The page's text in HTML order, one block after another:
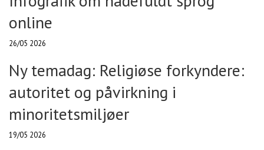
online
26/05 2026
Ny temadag: Religiøse forkyndere:
autoritet og påvirkning i
minoritetsmiljøer
19/05 2026